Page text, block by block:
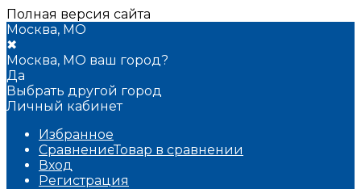
Полная версия сайта
Москва, МО
✖
Москва, МО ваш город?
Да
Выбрать другой город
Личный кабинет
Избранное
СравнениеТовар в сравнении
Вход
Регистрация